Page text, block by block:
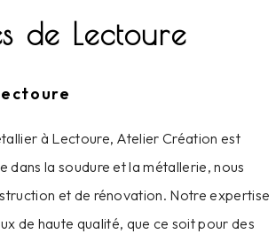
de Lectoure
à Lectoure, Atelier Création est
dans la soudure et la métallerie, nous
et de rénovation. Notre expertise
de haute qualité, que ce soit pour des